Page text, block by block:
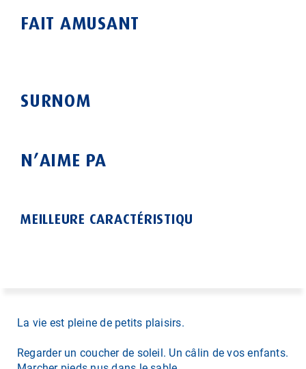
FAIT AMUSANT
SURNOM
N’AIME PA
MEILLEURE CARACTÉRISTIQU
La vie est pleine de petits plaisirs.
Regarder un coucher de soleil. Un câlin de vos enfants.